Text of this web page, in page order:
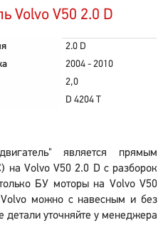
Volvo V50 2.0 D
2.0 D
2004 - 2010
2,0
D 4204 T
является прямым
на Volvo V50 2.0 D с разборок
БУ моторы на Volvo V50
можно с навесным и без
детали уточняйте у менеджера